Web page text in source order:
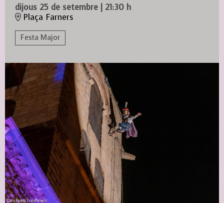
dijous 25 de setembre | 21:30 h
Plaça Farners
Festa Major